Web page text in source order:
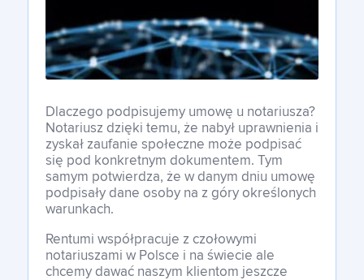
Franczyza
Kontakt
Polski
Polski
Dlaczego podpisujemy umowę u notariusza?
Notariusz dzięki temu, że nabył uprawnienia i
zyskał zaufanie społeczne może podpisać
się pod konkretnym dokumentem. Tym
samym potwierdza, że w danym dniu umowę
podpisały dane osoby na z góry określonych
warunkach.
Rentumi współpracuje z czołowymi
notariuszami w Polsce i na świecie ale
chcemy dawać naszym klientom jeszcze